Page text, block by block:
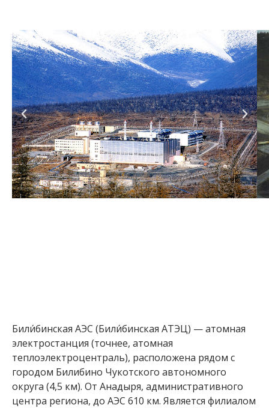
Били́бинская АЭС (Били́бинская АТЭЦ) — атомная
электростанция (точнее, атомная
теплоэлектроцентраль), расположена рядом с
городом Билибино Чукотского автономного
округа (4,5 км). От Анадыря, административного
центра региона, до АЭС 610 км. Является филиалом